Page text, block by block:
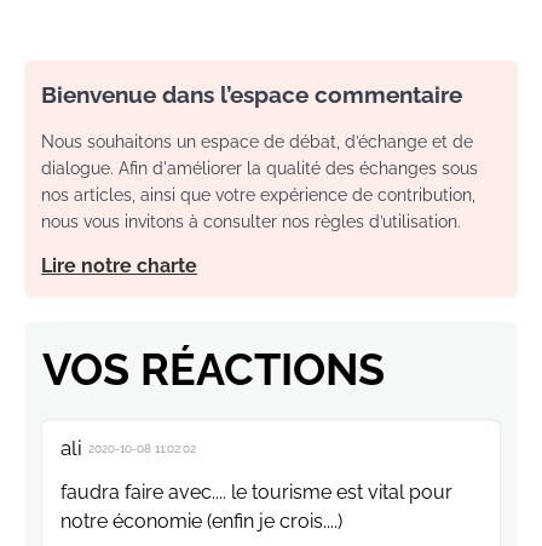
Bienvenue dans l’espace commentaire
Nous souhaitons un espace de débat, d’échange et de
dialogue. Afin d'améliorer la qualité des échanges sous
nos articles, ainsi que votre expérience de contribution,
nous vous invitons à consulter nos règles d’utilisation.
Lire notre charte
VOS RÉACTIONS
ali 2020-10-08 11:02:02
faudra faire avec.... le tourisme est vital pour
notre économie (enfin je crois....)